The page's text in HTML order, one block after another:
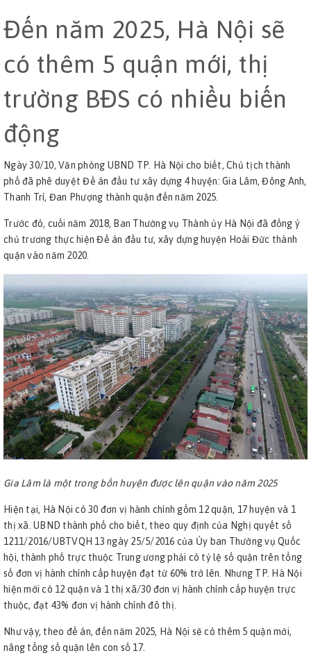
Đến năm 2025, Hà Nội sẽ
có thêm 5 quận mới, thị
trường BĐS có nhiều biến
động
Ngày 30/10, Văn phòng UBND TP. Hà Nội cho biết, Chủ tịch thành
phố đã phê duyệt Đề án đầu tư xây dựng 4 huyện: Gia Lâm, Đông Anh,
Thanh Trì, Đan Phượng thành quận đến năm 2025.
Trước đó, cuối năm 2018, Ban Thường vụ Thành ủy Hà Nội đã đồng ý
chủ trương thực hiện Đề án đầu tư, xây dựng huyện Hoài Đức thành
quận vào năm 2020.
Gia Lâm là một trong bốn huyện được lên quận vào năm 2025
Hiện tại, Hà Nội có 30 đơn vị hành chính gồm 12 quận, 17 huyện và 1
thị xã. UBND thành phố cho biết, theo quy định của Nghị quyết số
1211/2016/UBTVQH 13 ngày 25/5/2016 của Ủy ban Thường vụ Quốc
hội, thành phố trực thuộc Trung ương phải có tỷ lệ số quận trên tổng
số đơn vị hành chính cấp huyện đạt từ 60% trở lên. Nhưng TP. Hà Nội
hiện mới có 12 quận và 1 thị xã/30 đơn vị hành chính cấp huyện trực
thuộc, đạt 43% đơn vị hành chính đô thị.
Như vậy, theo đề án, đến năm 2025, Hà Nội sẽ có thêm 5 quận mới,
nâng tổng số quận lên con số 17.